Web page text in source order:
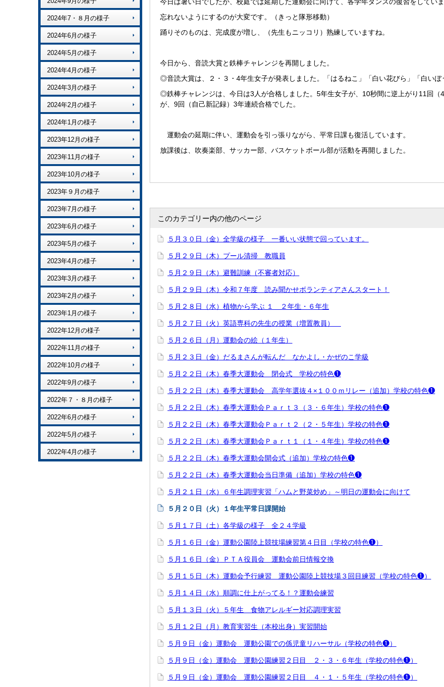
2024年7・８月の様子
2024年6月の様子
2024年5月の様子
2024年4月の様子
2024年3月の様子
2024年2月の様子
2024年1月の様子
2023年12月の様子
2023年11月の様子
2023年10月の様子
2023年９月の様子
2023年7月の様子
2023年6月の様子
2023年5月の様子
2023年4月の様子
2023年3月の様子
2023年2月の様子
2023年1月の様子
2022年12月の様子
2022年11月の様子
2022年10月の様子
2022年9月の様子
2022年７・８月の様子
2022年6月の様子
2022年5月の様子
2022年4月の様子
忘れないようにするのが大変です。（きっと隊形移動）
踊りそのものは、完成度が増し、（先生もニッコリ）熟練していますね。
今日から、音読大賞と鉄棒チャレンジを再開しました。
◎音読大賞は、２・３・4年生女子が発表しました。「はるねこ」「白い花びら」「白いぼ
◎鉄棒チャレンジは、今日は3人が合格しました。5年生女子が、10秒間に逆上がり11回
が、9回（自己新記録）3年連続合格でした。
運動会の延期に伴い、運動会を引っ張りながら、平常日課も復活しています。
放課後は、吹奏楽部、サッカー部、バスケットボール部が活動を再開しました。
このカテゴリー内の他のページ
５月３０日（金）全学級の様子 一番いい状態で回っています。
５月２９日（木）プール清掃 教職員
５月２９日（木）避難訓練（不審者対応）
５月２９日（木）令和７年度 読み聞かせボランティアさんスタート！
５月２８日（水）植物から学ぶ １ ２年生・６年生
５月２７日（火）英語専科の先生の授業（増置教員）
５月２６日（月）運動会の絵（１年生）
５月２３日（金）だるまさんが転んだ なかよし・かぜのこ学級
５月２２日（木）春季大運動会 閉会式 学校の特色❶
５月２２日（木）春季大運動会 高学年選抜４×１００ｍリレー（追加）学校の特色❶
５月２２日（木）春季大運動会Ｐａｒｔ３（３・６年生）学校の特色❶
５月２２日（木）春季大運動会Ｐａｒｔ２（２・５年生）学校の特色❶
５月２２日（木）春季大運動会Ｐａｒｔ１（１・４年生）学校の特色❶
５月２２日（木）春季大運動会開会式（追加）学校の特色❶
５月２２日（木）春季大運動会当日準備（追加）学校の特色❶
５月２１日（水）６年生調理実習「ハムと野菜炒め」～明日の運動会に向けて
５月２０日（火）１年生平常日課開始
５月１７日（土）各学級の様子 全２４学級
５月１６日（金）運動公園陸上競技場練習第４日目（学校の特色❶）
５月１６日（金）ＰＴＡ役員会 運動会前日情報交換
５月１５日（木）運動会予行練習 運動公園陸上競技場３回目練習（学校の特色❶）
５月１４日（水）順調に仕上がってる！？運動会練習
５月１３日（火）５年生 食物アレルギー対応調理実習
５月１２日（月）教育実習生（本校出身）実習開始
５月９日（金）運動会 運動公園での係児童リハーサル（学校の特色❶）
５月９日（金）運動会 運動公園練習２日目 ２・３・６年生（学校の特色❶）
５月９日（金）運動会 運動公園練習２日目 ４・１・５年生（学校の特色❶）